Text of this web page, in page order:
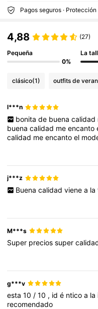
Pagos seguros ·
4,88 (27)
Pequeña
0%
La
clásico(1) outfits de
l***n
bonita de buena calidad
buenacalidad meencanto
calidad meencantoel
j***z
Buena calidad viene a la
M***s
Super preciossuper
g***v
esta10 /10 , idé nticoa la
recomendado